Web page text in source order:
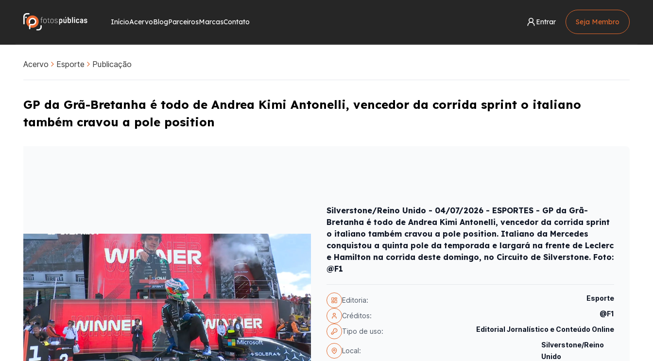
InícioAcervoBlogParceirosMarcasContato Entrar Seja Membro
Acervo Esporte Publicação
GP da Grã-Bretanha é todo de Andrea Kimi Antonelli, vencedor da corrida sprint o italiano
também cravou a pole position
Silverstone/Reino Unido - 04/07/2026 - ESPORTES - GP da Grã-
Bretanha é todo de Andrea Kimi Antonelli, vencedor da corrida sprint
o italiano também cravou a pole position. Italiano da Mercedes
conquistou a quinta pole da temporada e largará na frente de Leclerc
e Hamilton na corrida deste domingo, no Circuito de Silverstone. Foto:
@F1
Editoria: Esporte
Créditos: @F1
Tipo de uso: Editorial Jornalístico e Conteúdo Online
Local:
Silverstone/Reino
Unido